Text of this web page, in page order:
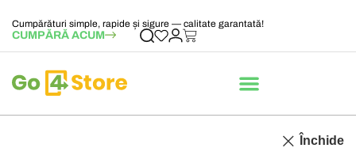
Cumpărături simple, rapide și sigure — calitate garantată!
CUMPĂRĂ ACUM
Închide